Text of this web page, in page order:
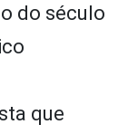
do século
que